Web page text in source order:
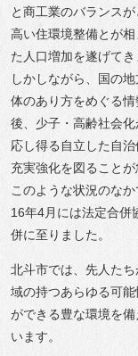
と商工業のバランス
高い住環境整備とが
た人口増加を遂げてき
しかしながら、国の
体のあり方をめぐる
後、少子・高齢社会
応し得る自立した自
充実強化を図ることが
このような状況のな
16年4月には法定合併
併に至りました。
北斗市では、先人た
域の持つあらゆる可
ができる豊な環境を
います。